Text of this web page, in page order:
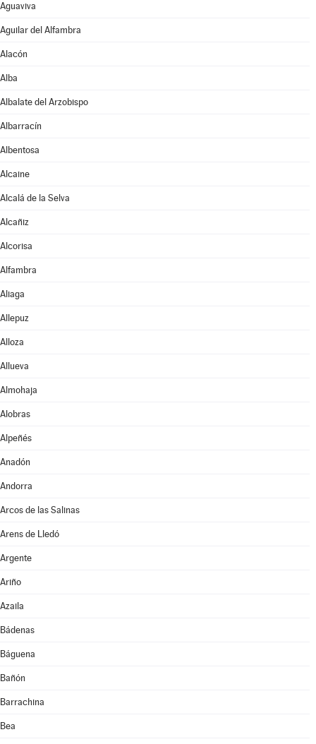
Aguaviva
Aguilar del Alfambra
Alacón
Alba
Albalate del Arzobispo
Albarracín
Albentosa
Alcaine
Alcalá de la Selva
Alcañiz
Alcorisa
Alfambra
Aliaga
Allepuz
Alloza
Allueva
Almohaja
Alobras
Alpeñés
Anadón
Andorra
Arcos de las Salinas
Arens de Lledó
Argente
Ariño
Azaila
Bádenas
Báguena
Bañón
Barrachina
Bea